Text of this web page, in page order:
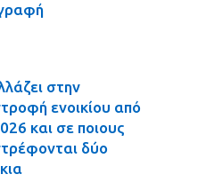
στην
ενοικίου από
και σε ποιους
δύο